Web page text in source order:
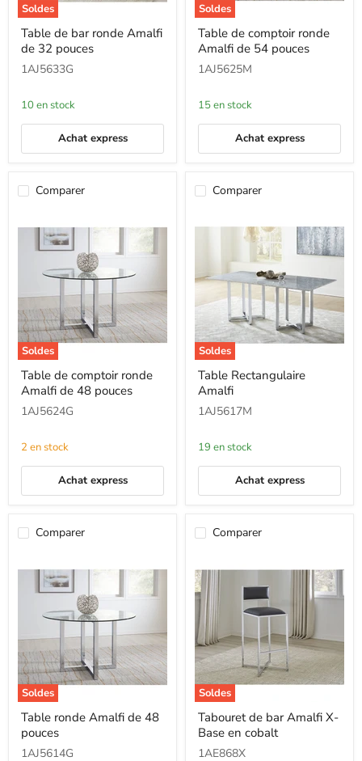
Soldes
Table
de
bar
ronde
Amalfi
32
pouces
Table de bar ronde Amalfi
de 32 pouces
1AJ5633G
10 en stock
Achat express
Soldes
Table
de
comptoir
ronde
Amalfi
54
pouces
Table de comptoir ronde
Amalfi de 54 pouces
1AJ5625M
15 en stock
Achat express
Comparer
Soldes
Table
de
comptoir
ronde
Amalfi
48
pouces
Table de comptoir ronde
Amalfi de 48 pouces
1AJ5624G
2 en stock
Achat express
Comparer
Soldes
Table
Rectangulaire
Amalfi
Table Rectangulaire
Amalfi
1AJ5617M
19 en stock
Achat express
Comparer
Soldes
Table
ronde
Amalfi
de
Table ronde Amalfi de 48
pouces
1AJ5614G
Comparer
Soldes
Tabouret
de
bar
Amalfi
Tabouret de bar Amalfi X-
Base en cobalt
1AE868X